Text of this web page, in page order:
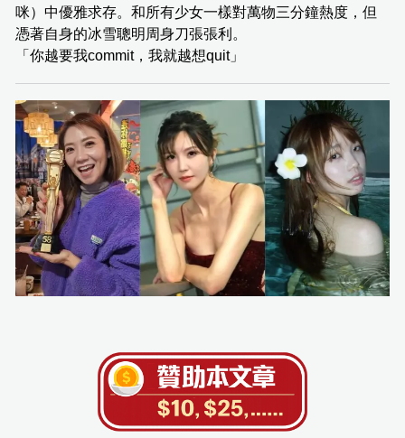
咪）中優雅求存。和所有少女一樣對萬物三分鐘熱度，但
憑著自身的冰雪聰明周身刀張張利。
「你越要我commit，我就越想quit」